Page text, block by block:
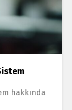
hakkında